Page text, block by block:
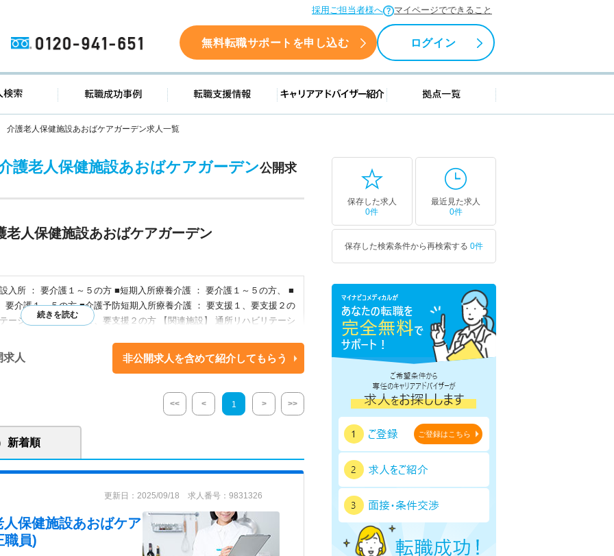
採用ご担当者様へ マイページでできること
0120-941-651 無料転職サポートを申し込む ログイン
求人検索 転職成功事例 転職支援情報 キャリアアドバイザー紹介 拠点一覧
護老人保健施設あおばケアガーデン求人一覧
老人保健施設あおばケアガーデン公開求
保健施設あおばケアガーデン
入所 ： 要介護１～５の方 ■短期入所療養介護 ： 要介護１～５の方、 ■
要介護１～５の方 ■介護予防短期入所療養介護 ： 要支援１、要支援２の
ーション ： 要支援１、要支援２の方 【関連施設】 通所リハビリテーシ
でいただける施設づくりを心掛けていらっしゃいます。
求人 非公開求人を含めて紹介してもらう
<< < 1 > >>
新着順
更新日：2025/09/18 求人番号：9831326
保健施設あおばケア
職員)
保存した求人
0件
最近見た求人
0件
保存した検索条件から再検索する 0件
ご登録はこちら